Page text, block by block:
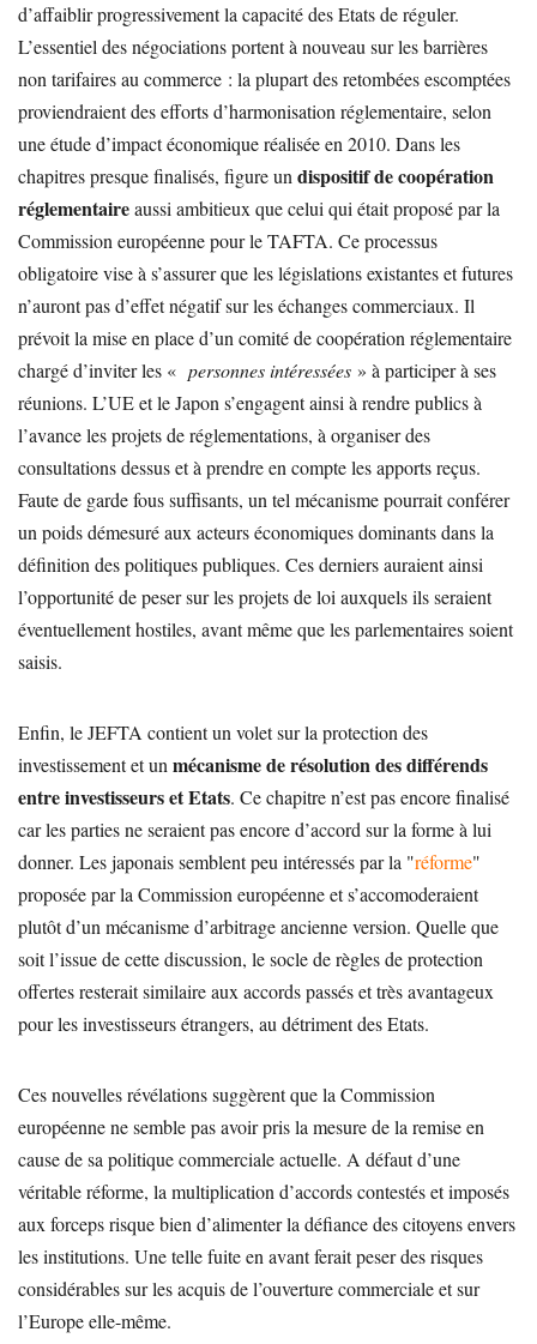
d’affaiblir progressivement la capacité des Etats de réguler.
L’essentiel des négociations portent à nouveau sur les barrières
non tarifaires au commerce : la plupart des retombées escomptées
proviendraient des efforts d’harmonisation réglementaire, selon
une étude d’impact économique réalisée en 2010. Dans les
chapitres presque finalisés, figure undispositif de coopération
réglementaireaussi ambitieux que celui qui était proposé par la
Commission européenne pour le TAFTA. Ce processus
obligatoire vise à s’assurer que les législations existantes et futures
n’auront pas d’effet négatif sur les échanges commerciaux. Il
prévoit la mise en place d’un comité de coopération réglementaire
chargé d’inviter les « personnes intéressées » à participer à ses
réunions. L’UE et le Japon s’engagent ainsi à rendre publics à
l’avance les projets de réglementations, à organiser des
consultations dessus et à prendre en compte les apports reçus.
Faute de garde fous suffisants, un tel mécanisme pourrait conférer
un poids démesuré aux acteurs économiques dominants dans la
définition des politiques publiques. Ces derniers auraient ainsi
l’opportunité de peser sur les projets de loi auxquels ils seraient
éventuellement hostiles, avant même que les parlementaires soient
saisis.
Enfin, le JEFTA contient un volet sur la protection des
investissement et unmécanisme de résolution des différends
entre investisseurs et Etats. Ce chapitre n’est pas encore finalisé
car les parties ne seraient pas encore d’accord sur la forme à lui
donner. Les japonais semblent peu intéressés par la "réforme"
proposée par la Commission européenne et s’accomoderaient
plutôt d’un mécanisme d’arbitrage ancienne version. Quelle que
soit l’issue de cette discussion, le socle de règles de protection
offertes resterait similaire aux accords passés et très avantageux
pour les investisseurs étrangers, au détriment des Etats.
Ces nouvelles révélations suggèrent que la Commission
européenne ne semble pas avoir pris la mesure de la remise en
cause de sa politique commerciale actuelle. A défaut d’une
véritable réforme, la multiplication d’accords contestés et imposés
aux forceps risque bien d’alimenter la défiance des citoyens envers
les institutions. Une telle fuite en avant ferait peser des risques
considérables sur les acquis de l’ouverture commerciale et sur
l’Europe elle-même.